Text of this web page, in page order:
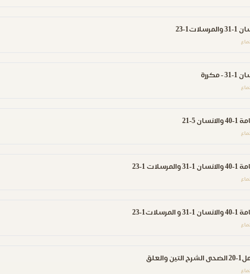
23
- مكررة
5-21
والمرسلات 1-23
و المرسلات1-23
والعلق